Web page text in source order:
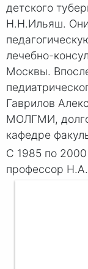
детского
Н.Н.Ильяш. Они
лечебно-
Москвы.
Гаврилов
МОЛГМИ,
кафедре
С 1985 по 2000
профессор